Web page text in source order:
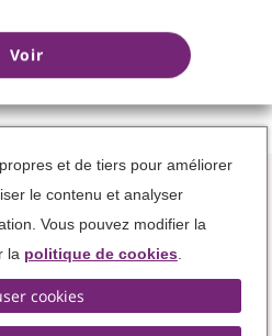
Voir
et de tiers pour améliorer
le contenu et analyser
Vous pouvez modifier la
la politique de cookies.
cookies
des Cookies